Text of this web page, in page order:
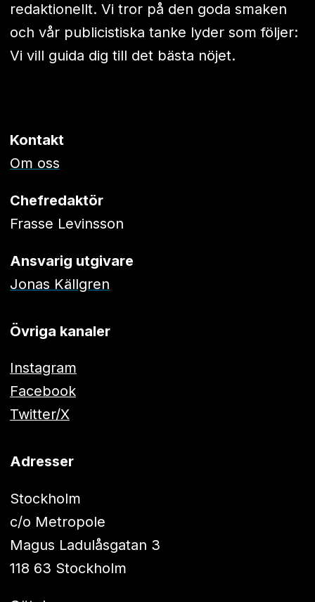
redaktionellt. Vi tror på den goda smaken
och vår publicistiska tanke lyder som följer:
Vi vill guida dig till det bästa nöjet.
Kontakt
Om oss
Chefredaktör
Frasse Levinsson
Ansvarig utgivare
Jonas Källgren
Övriga kanaler
Instagram
Facebook
Twitter/X
Adresser
Stockholm
c/o Metropole
Magus Ladulåsgatan 3
118 63 Stockholm